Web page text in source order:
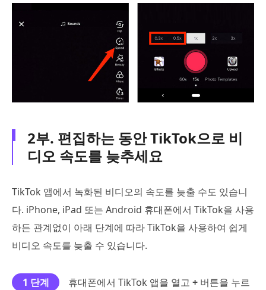
2부. 편집하는 동안 TikTok으로 비
디오 속도를 늦추세요
TikTok 앱에서 녹화된 비디오의 속도를 늦출 수도 있습니
다. iPhone, iPad 또는 Android 휴대폰에서 TikTok을 사용
하든 관계없이 아래 단계에 따라 TikTok을 사용하여 쉽게
비디오 속도를 늦출 수 있습니다.
1 단계 휴대폰에서 TikTok 앱을 열고 + 버튼을 누르